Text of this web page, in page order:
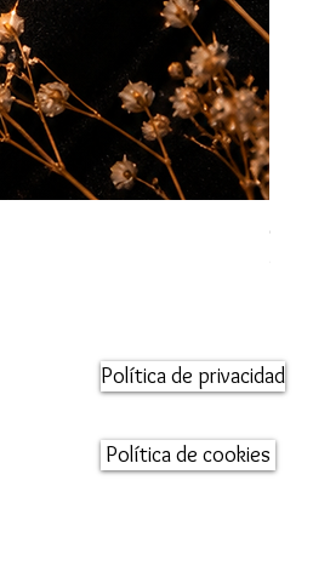
Política de privacidad
Política de cookies